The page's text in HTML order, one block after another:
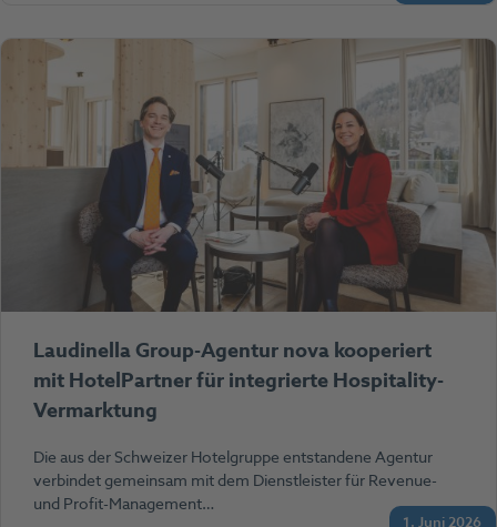
1. Juni 2026
Laudinella Group-Agentur nova kooperiert
mit HotelPartner für integrierte Hospitality-
Vermarktung
Die aus der Schweizer Hotelgruppe entstandene Agentur
verbindet gemeinsam mit dem Dienstleister für Revenue-
und Profit-Management…